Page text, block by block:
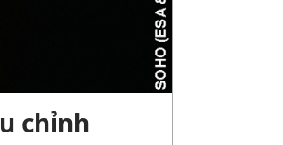
chỉnh